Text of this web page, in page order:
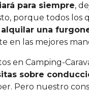
para siempre,
porque todos
una
en las mejores
en Camping-
sobre
Pero nuestro